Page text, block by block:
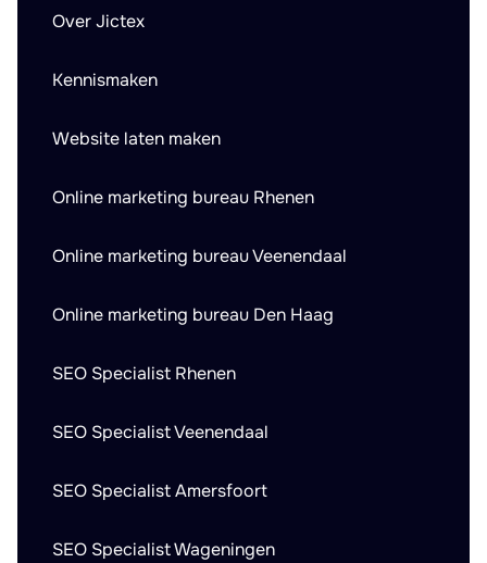
Over Jictex
Kennismaken
Website laten maken
Online marketing bureau Rhenen
Online marketing bureau Veenendaal
Online marketing bureau Den Haag
SEO Specialist Rhenen
SEO Specialist Veenendaal
SEO Specialist Amersfoort
SEO Specialist Wageningen